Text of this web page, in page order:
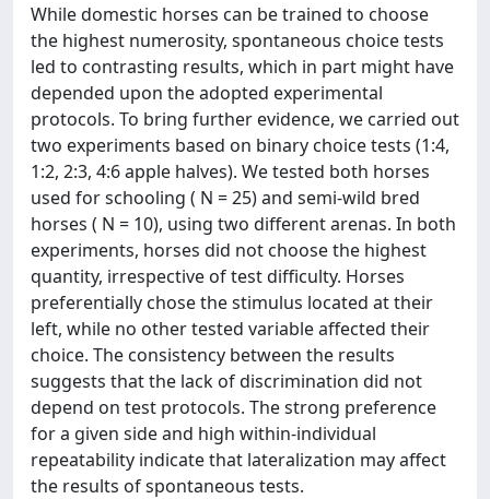
While domestic horses can be trained to choose
the highest numerosity, spontaneous choice tests
led to contrasting results, which in part might have
depended upon the adopted experimental
protocols. To bring further evidence, we carried out
two experiments based on binary choice tests (1:4,
1:2, 2:3, 4:6 apple halves). We tested both horses
used for schooling ( N = 25) and semi-wild bred
horses ( N = 10), using two different arenas. In both
experiments, horses did not choose the highest
quantity, irrespective of test difficulty. Horses
preferentially chose the stimulus located at their
left, while no other tested variable affected their
choice. The consistency between the results
suggests that the lack of discrimination did not
depend on test protocols. The strong preference
for a given side and high within-individual
repeatability indicate that lateralization may affect
the results of spontaneous tests.